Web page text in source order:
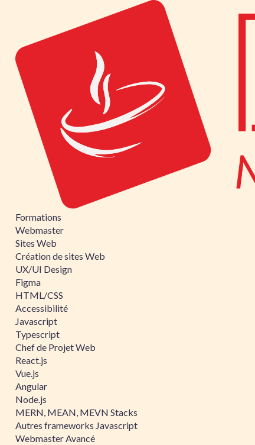
Formations
Webmaster
Sites Web
Création de sites Web
UX/UI Design
Figma
HTML/CSS
Accessibilité
Javascript
Typescript
Chef de Projet Web
React.js
Vue.js
Angular
Node.js
MERN, MEAN, MEVN Stacks
Autres frameworks Javascript
Webmaster Avancé